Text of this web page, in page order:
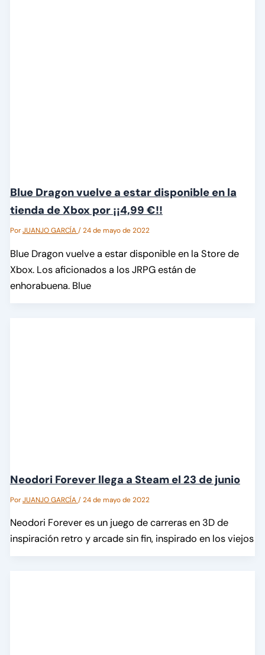
Blue Dragon vuelve a estar disponible en la
tienda de Xbox por ¡¡4,99 €!!
PorJUANJO GARCÍA/24 de mayo de 2022
Blue Dragon vuelve a estar disponible en la Store de
Xbox. Los aficionados a los JRPG están de
enhorabuena. Blue
Neodori Forever llega a Steam el 23 de junio
PorJUANJO GARCÍA/24 de mayo de 2022
Neodori Forever es un juego de carreras en 3D de
inspiración retro y arcade sin fin, inspirado en los viejos